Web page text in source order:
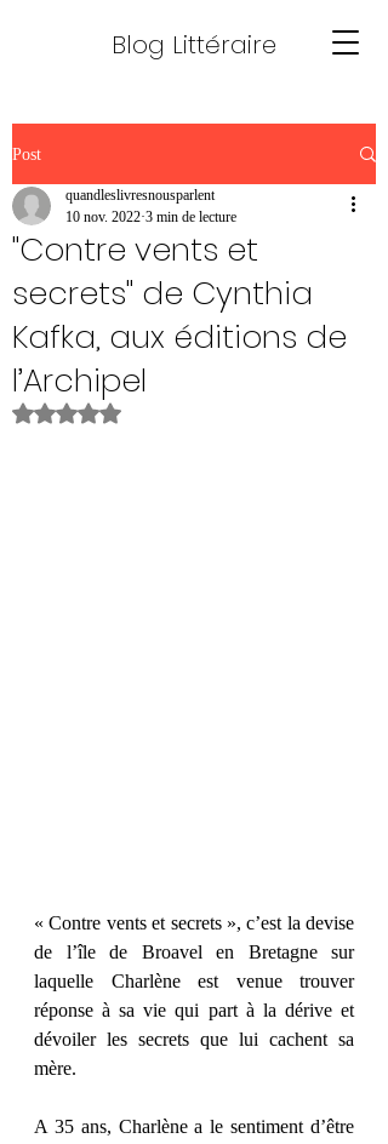
Blog Littéraire
Post
"Contre vents et
secrets" de Cynthia
Kafka, aux éditions de
l’Archipel
quandleslivresnousparlent
10 nov. 2022 3 min de lecture
Noté NaN étoiles sur 5.
« Contre vents et secrets », c’est la devise
de l’île de Broavel en Bretagne sur
laquelle Charlène est venue trouver
réponse à sa vie qui part à la dérive et
dévoiler les secrets que lui cachent sa
mère.
A 35 ans, Charlène a le sentiment d’être